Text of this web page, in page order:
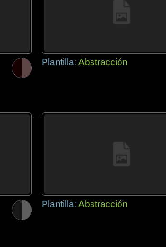
Plantilla: Abstracción
Plantilla: Abstracción